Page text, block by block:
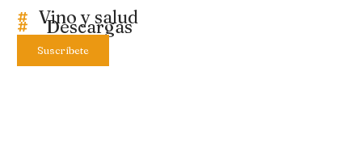
Vino y salud
Descargas
Suscríbete